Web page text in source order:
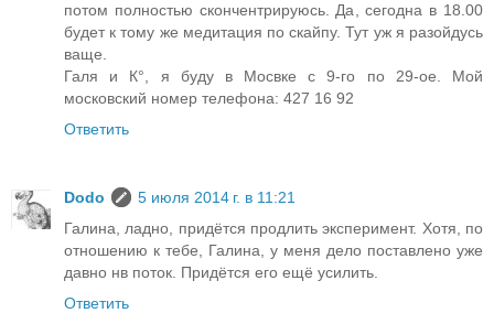
потом полностью скончентрируюсь. Да, сегодна в 18.00
будет к тому же медитация по скайпу. Тут уж я разойдусь
ваще.
Галя и К°, я буду в Мосвке с 9-го по 29-ое. Мой
московский номер телефона: 427 16 92
Ответить
Dodo
5 июля 2014 г. в 11:21
Галина, ладно, придётся продлить эксперимент. Хотя, по
отношению к тебе, Галина, у меня дело поставлено уже
давно нв поток. Придётся его ещё усилить.
Ответить